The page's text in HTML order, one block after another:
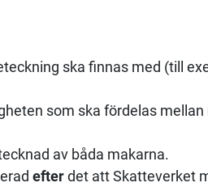
ska finnas med (till
som ska fördelas
av båda makarna.
efterdet att Skatteverket